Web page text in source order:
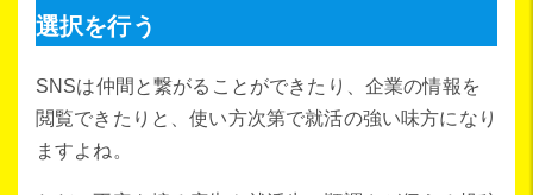
選択を行う
SNSは仲間と繋がることができたり、企業の情報を
閲覧できたりと、使い方次第で就活の強い味方になり
ますよね。